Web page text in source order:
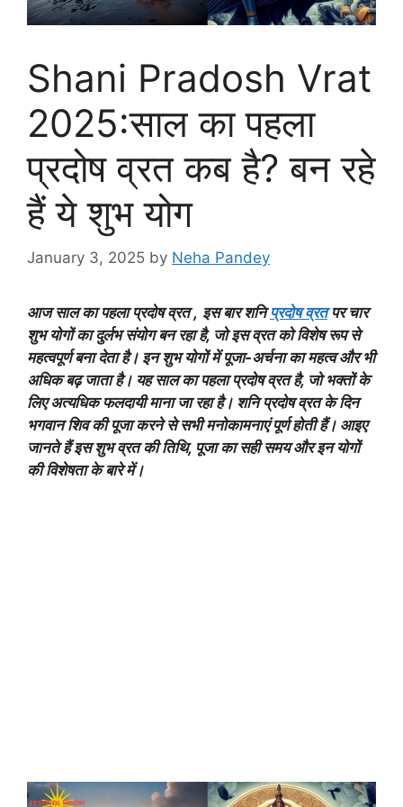
Shani Pradosh Vrat
2025:साल का पहला
प्रदोष व्रत कब है? बन रहे
हैं ये शुभ योग
January 3, 2025 by Neha Pandey
आज साल का पहला प्रदोष व्रत , इस बार शनिप्रदोष व्रतपर चार
शुभ योगों का दुर्लभ संयोग बन रहा है, जो इस व्रत को विशेष रूप से
महत्वपूर्ण बना देता है। इन शुभ योगों में पूजा-अर्चना का महत्व और भी
अधिक बढ़ जाता है। यह साल का पहला प्रदोष व्रत है, जो भक्तों के
लिए अत्यधिक फलदायी माना जा रहा है। शनि प्रदोष व्रत के दिन
भगवान शिव की पूजा करने से सभी मनोकामनाएं पूर्ण होती हैं। आइए
जानते हैं इस शुभ व्रत की तिथि, पूजा का सही समय और इन योगों
की विशेषता के बारे में।